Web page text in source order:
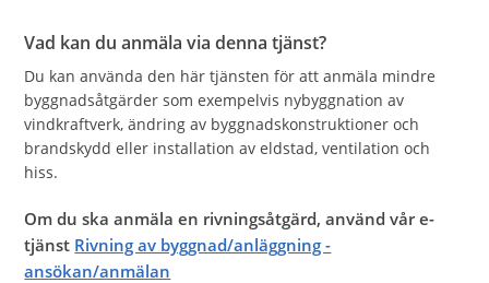
Vad kan du anmäla via denna tjänst?
Du kan använda den här tjänsten för att anmäla mindre
byggnadsåtgärder som exempelvis nybyggnation av
vindkraftverk, ändring av byggnadskonstruktioner och
brandskydd eller installation av eldstad, ventilation och
hiss.
Om du ska anmäla en rivningsåtgärd, använd vår e-
tjänst Rivning av byggnad/anläggning -
ansökan/anmälan